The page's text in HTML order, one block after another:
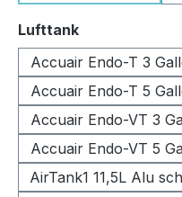
Lufttankauswählen
Accuair Endo-T 3
Accuair Endo-T 5
Accuair Endo-VT 3
Accuair Endo-VT 5
AirTank1 11,5L Alu